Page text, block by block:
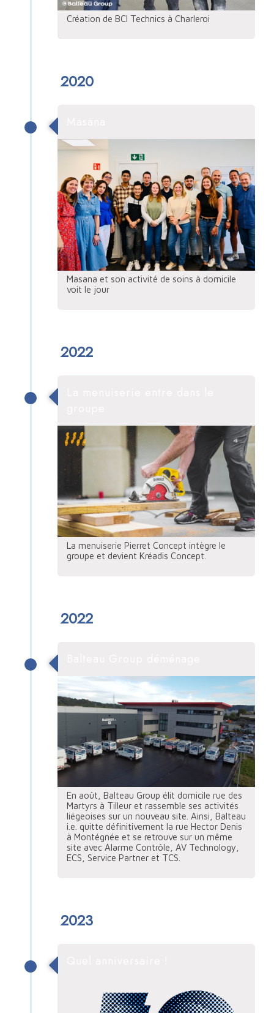
Création de BCI Technics à Charleroi
2020
Masana et son activité de soins à domicile
voit le jour
2022
La menuiserie Pierret Concept intègre le
groupe et devient Kréadis Concept.
2022
En août, Balteau Group élit domicile rue des
Martyrs à Tilleur et rassemble ses activités
liégeoises sur un nouveau site. Ainsi, Balteau
i.e. quitte définitivement la rue Hector Denis
à Montégnée et se retrouve sur un même
site avec Alarme Contrôle, AV Technology,
ECS, Service Partner et TCS.
2023